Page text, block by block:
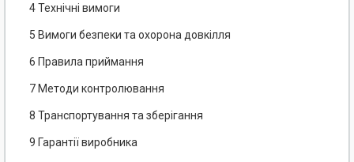
4 Технічні вимоги
5 Вимоги безпеки та охорона довкілля
6 Правила приймання
7 Методи контролювання
8 Транспортування та зберігання
9 Гарантії виробника